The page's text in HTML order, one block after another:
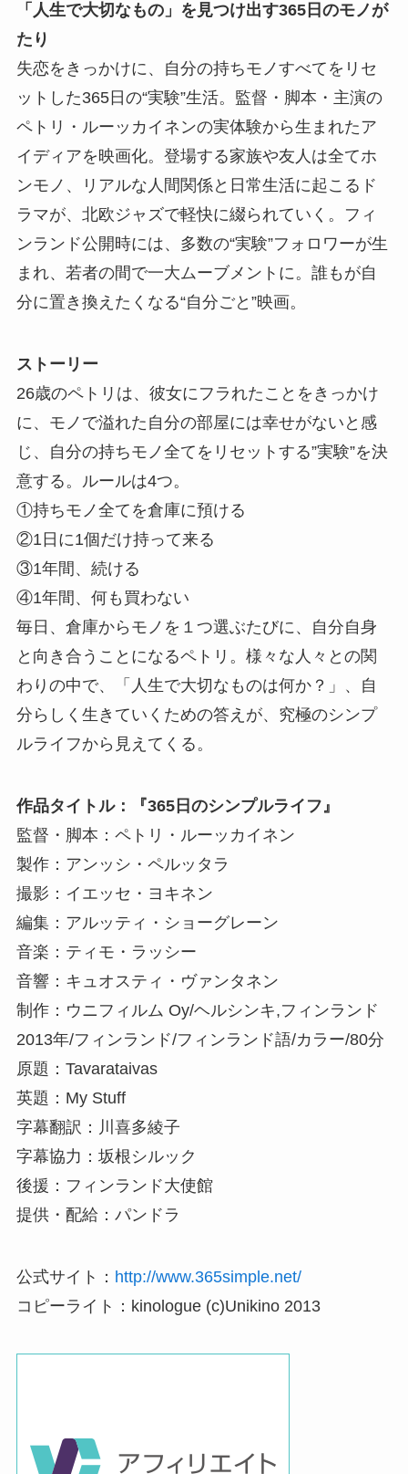
「人生で大切なもの」を見つけ出す365日のモノが
たり
失恋をきっかけに、自分の持ちモノすべてをリセ
ットした365日の“実験”生活。監督・脚本・主演の
ペトリ・ルーッカイネンの実体験から生まれたア
イディアを映画化。登場する家族や友人は全てホ
ンモノ、リアルな人間関係と日常生活に起こるド
ラマが、北欧ジャズで軽快に綴られていく。フィ
ンランド公開時には、多数の“実験”フォロワーが生
まれ、若者の間で一大ムーブメントに。誰もが自
分に置き換えたくなる“自分ごと”映画。
ストーリー
26歳のペトリは、彼女にフラれたことをきっかけ
に、モノで溢れた自分の部屋には幸せがないと感
じ、自分の持ちモノ全てをリセットする”実験”を決
意する。ルールは4つ。
①持ちモノ全てを倉庫に預ける
②1日に1個だけ持って来る
③1年間、続ける
④1年間、何も買わない
毎日、倉庫からモノを１つ選ぶたびに、自分自身
と向き合うことになるペトリ。様々な人々との関
わりの中で、「人生で大切なものは何か？」、自
分らしく生きていくための答えが、究極のシンプ
ルライフから見えてくる。
作品タイトル：『365日のシンプルライフ』
監督・脚本：ペトリ・ルーッカイネン
製作：アンッシ・ペルッタラ
撮影：イエッセ・ヨキネン
編集：アルッティ・ショーグレーン
音楽：ティモ・ラッシー
音響：キュオスティ・ヴァンタネン
制作：ウニフィルム Oy/ヘルシンキ,フィンランド
2013年/フィンランド/フィンランド語/カラー/80分
原題：Tavarataivas
英題：My Stuff
字幕翻訳：川喜多綾子
字幕協力：坂根シルック
後援：フィンランド大使館
提供・配給：パンドラ
公式サイト： http://www.365simple.net/
コピーライト：kinologue (c)Unikino 2013